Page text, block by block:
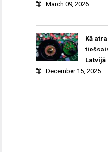
March 09, 2026
Kā
Latvijā
December 15, 2025